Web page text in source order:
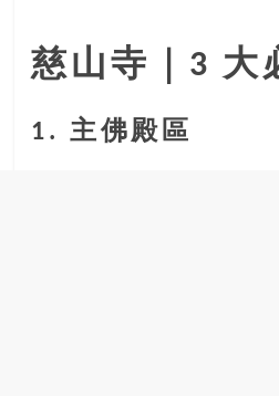
慈山寺｜3 大
1. 主佛殿區